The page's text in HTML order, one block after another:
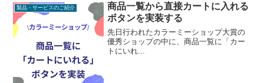
製品・サービスのご紹介
商品一覧から直接カートに入れる
ボタンを実装する
先日行われたカラーミーショップ大賞の
優秀ショップの中に、商品一覧に「カー
トにいれ...